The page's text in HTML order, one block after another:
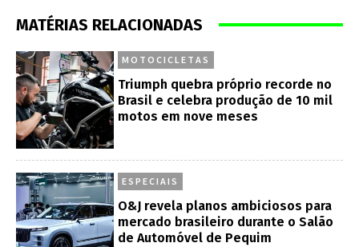
MATÉRIAS RELACIONADAS
MOTOCICLETAS
Triumph quebra próprio recorde no
Brasil e celebra produção de 10 mil
motos em nove meses
ESPECIAIS
O&J revela planos ambiciosos para
mercado brasileiro durante o Salão
de Automóvel de Pequim